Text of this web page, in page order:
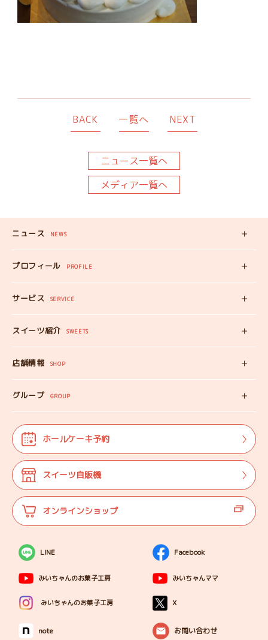
BACK 一覧へ NEXT
ニュース一覧へ
メディア一覧へ
ホールケーキ予約
スイーツ自販機
オンラインショップ
ニュース NEWS
新着記事
プロフィール PROFILE
みいちゃんのプロフィール
みいちゃんママの
サービス SERVICE
スイーツ自販機
工房見学
みいちゃんのSDGS
お仕事体験
よくある質問
スイーツ紹介 SWEETS
みいちゃんのスイーツ
オンラインショップ
店舗情報 SHOP
店舗情報
マップ
法人･団体様向け
ご案内
代表プロフィール
登壇実績
グループ GROUP
株式会社TANEBI
Shining Children
自分探しを
LINE Facebook
みいちゃんのお菓子工房 みいちゃんママ
みいちゃんのお菓子工房 X
note お問い合わせ